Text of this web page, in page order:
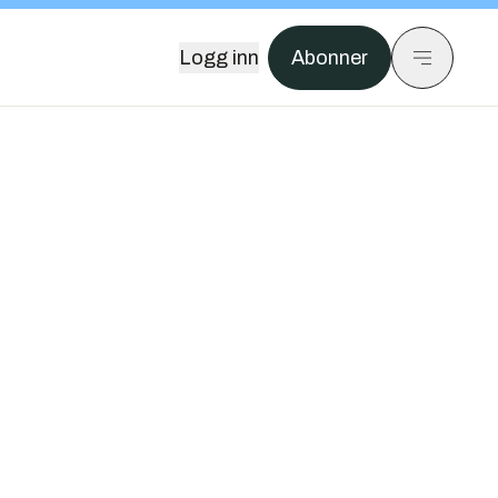
Logg inn Abonner